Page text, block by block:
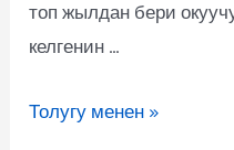
топ жылдан бери
келгенин …
Толугу менен »